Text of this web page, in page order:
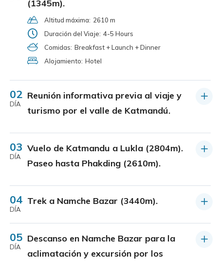
(1345m).
Altitud máxima: 2610 m
Duración del Viaje: 4-5 Hours
Comidas: Breakfast + Launch + Dinner
Alojamiento: Hotel
02
DÍA
Reunión informativa previa al viaje y
turismo por el valle de Katmandú.
03
DÍA
Vuelo de Katmandu a Lukla (2804m).
Paseo hasta Phakding (2610m).
04
DÍA
Trek a Namche Bazar (3440m).
05
DÍA
Descanso en Namche Bazar para la
aclimatación y excursión por los